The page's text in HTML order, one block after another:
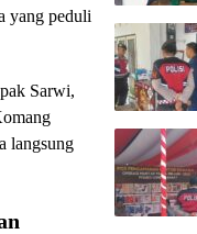
yang peduli
Sarwi,
langsung